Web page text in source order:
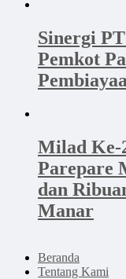
Sinergi
Pemkot
Milad Ke-
Parepare
dan
Manar
Beranda
Tentang Kami